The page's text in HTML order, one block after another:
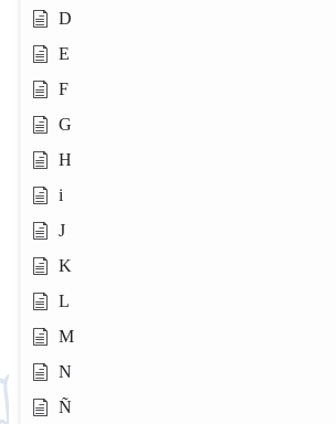
D
E
F
G
H
i
J
K
L
M
N
Ñ